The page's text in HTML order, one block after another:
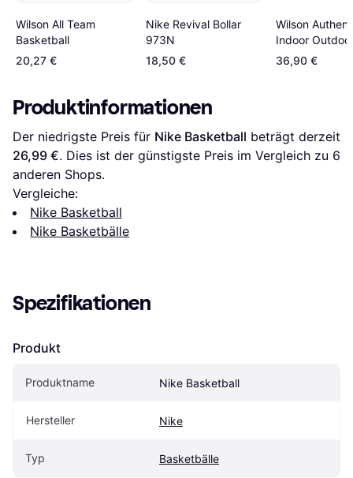
Wilson All Team
Basketball
20,27 €
Nike Revival Bollar
973N
18,50 €
Wilson
Indoor
Basketball
36,90 €
Produktinformationen
Der niedrigste Preis für Nike Basketball
26,99 €. Dies ist der günstigste Preis im Vergleich zu 6
anderen Shops.
Vergleiche:
Nike Basketball
Nike Basketbälle
Spezifikationen
Produkt
Produktname Nike Basketball
Hersteller Nike
Typ Basketbälle